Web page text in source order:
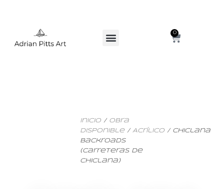
0
Inicio / Obra
Disponible/ Acrílico / Chiclana
Backroads
(Carreteras De
Chiclana)